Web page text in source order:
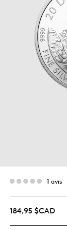
1 avis
184,95 $CAD